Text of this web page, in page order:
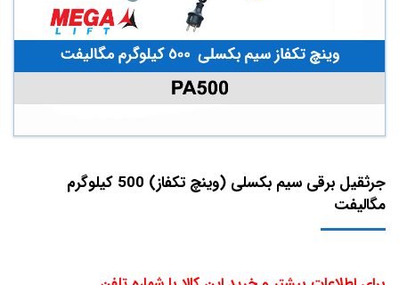
جرثقیل برقی سیم بکسلی (وینچ تکفاز) 500 کیلوگرم
مگالیفت